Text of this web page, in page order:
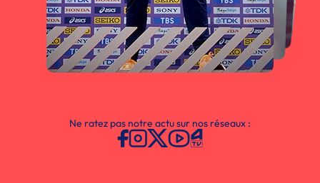
Ne ratez pas notre actu sur nos réseaux :